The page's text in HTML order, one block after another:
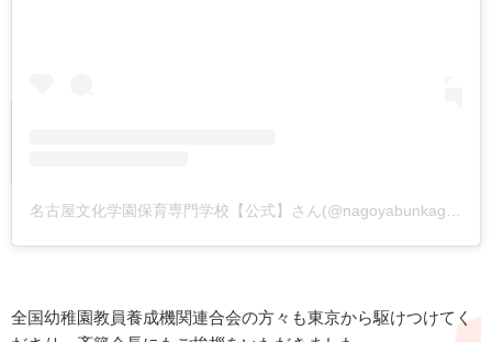
全国幼稚園教員養成機関連合会の方々も東京から駆けつけてく